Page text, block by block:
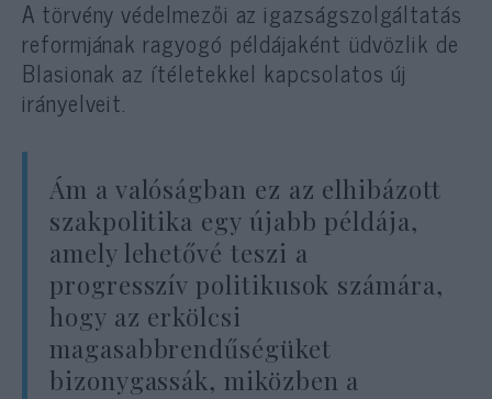
A törvény védelmezői az igazságszolgáltatás
reformjának ragyogó példájaként üdvözlik de
Blasionak az ítéletekkel kapcsolatos új
irányelveit.
Ám a valóságban ez az elhibázott
szakpolitika egy újabb példája,
amely lehetővé teszi a
progresszív politikusok számára,
hogy az erkölcsi
magasabbrendűségüket
bizonygassák, miközben a